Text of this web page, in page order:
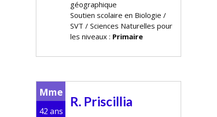
géographique
Soutien scolaire en Biologie /
SVT / Sciences Naturelles pour
les niveaux : Primaire
Mme
42 ans
R. Priscillia